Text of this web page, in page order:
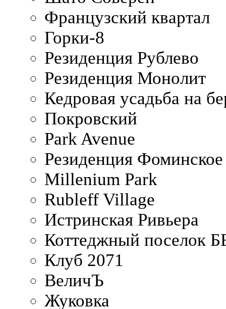
Французский квартал
Горки-8
Резиденция Рублево
Резиденция Монолит
Кедровая усадьба на
Покровский
Park Avenue
Резиденция Фоминское
Millenium Park
Rubleff Village
Истринская Ривьера
Коттеджный поселок
Клуб 2071
ВеличЪ
Жуковка